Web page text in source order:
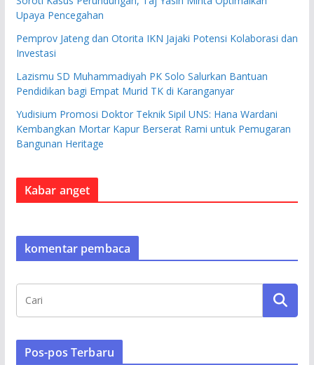
Upaya Pencegahan
Pemprov Jateng dan Otorita IKN Jajaki Potensi Kolaborasi dan
Investasi
Lazismu SD Muhammadiyah PK Solo Salurkan Bantuan
Pendidikan bagi Empat Murid TK di Karanganyar
Yudisium Promosi Doktor Teknik Sipil UNS: Hana Wardani
Kembangkan Mortar Kapur Berserat Rami untuk Pemugaran
Bangunan Heritage
Kabar anget
komentar pembaca
Pos-pos Terbaru